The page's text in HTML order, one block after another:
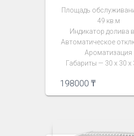
Площадь
49 кв.м
Индикатор долива
Автоматическое
Ароматизация
Габариты — 30 х 30 х
198000 ₸